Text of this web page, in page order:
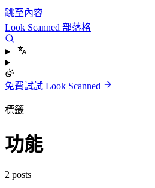
跳至內容
Look Scanned 部落格
免費試試 Look Scanned
標籤
功能
2 posts